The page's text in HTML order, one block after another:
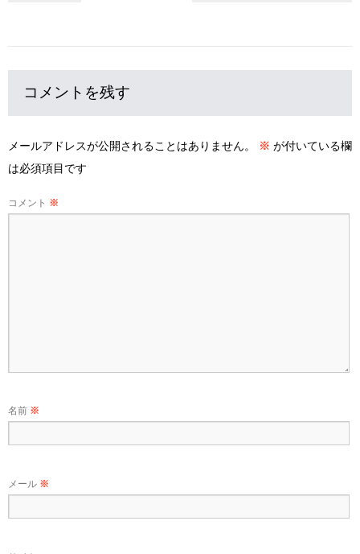
コメントを残す
メールアドレスが公開されることはありません。 ※ が付いている欄
は必須項目です
コメント ※
名前 ※
メール ※